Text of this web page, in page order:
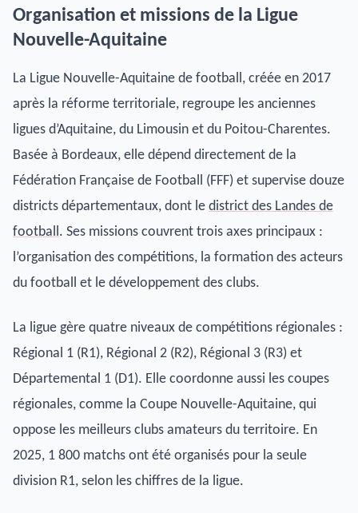
Organisation et missions de la Ligue
Nouvelle-Aquitaine
La Ligue Nouvelle-Aquitaine de football, créée en 2017
après la réforme territoriale, regroupe les anciennes
ligues d’Aquitaine, du Limousin et du Poitou-Charentes.
Basée à Bordeaux, elle dépend directement de la
Fédération Française de Football (FFF) et supervise douze
districts départementaux, dont le district des Landes de
football. Ses missions couvrent trois axes principaux :
l’organisation des compétitions, la formation des acteurs
du football et le développement des clubs.
La ligue gère quatre niveaux de compétitions régionales :
Régional 1 (R1), Régional 2 (R2), Régional 3 (R3) et
Départemental 1 (D1). Elle coordonne aussi les coupes
régionales, comme la Coupe Nouvelle-Aquitaine, qui
oppose les meilleurs clubs amateurs du territoire. En
2025, 1 800 matchs ont été organisés pour la seule
division R1, selon les chiffres de la ligue.